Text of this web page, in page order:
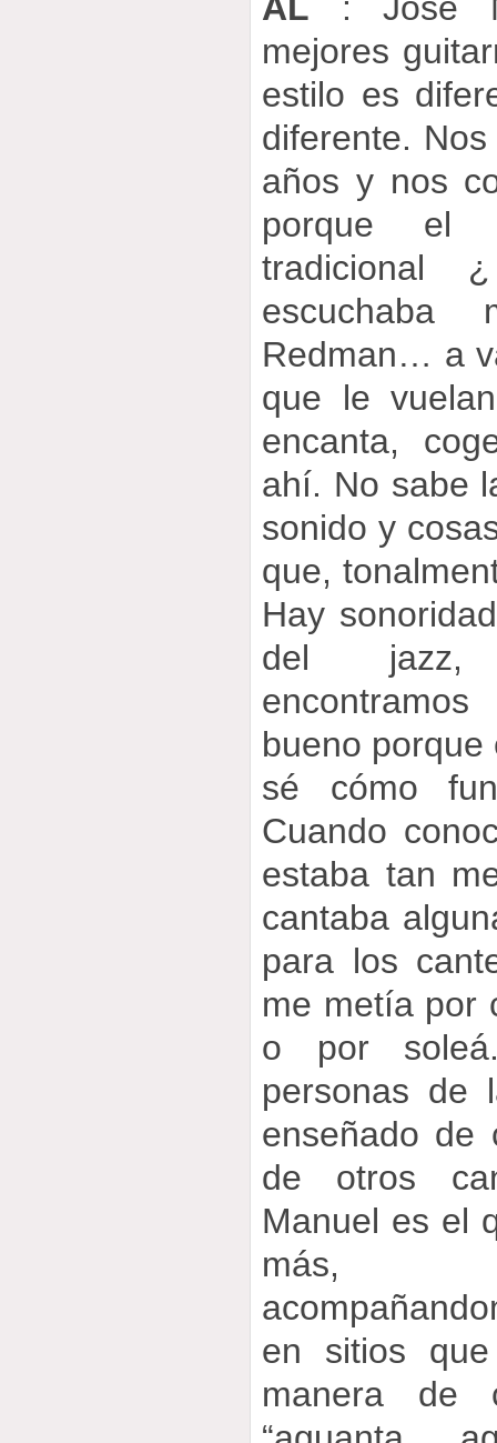
mejores
estilo es
diferente.
años y nos
porque el
escuchaba
Redman… a
que le
encanta,
ahí. No sabe
sonido y
que,
Hay
del jazz,
bueno
sé cómo
Cuando
estaba tan
cantaba
para los
me metía por
o por
personas de
enseñado de
de otros
Manuel es el
más,
en sitios
manera de